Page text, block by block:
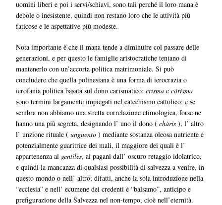
uomini liberi e poi i servi/schiavi, sono tali perché il loro mana è
debole o inesistente, quindi non restano loro che le attività più
faticose e le aspettative più modeste.
Nota importante è che il mana tende a diminuire col passare delle
generazioni, e per questo le famiglie aristocratiche tentano di
mantenerlo con un’accorta politica matrimoniale. Si può
concludere che quella polinesiana è una forma di ierocrazia o
ierofania politica basata sul dono carismatico:crisma ecàrisma
sono termini largamente impiegati nel catechismo cattolico; e se
sembra non abbiamo una stretta correlazione etimologica, forse ne
hanno una più segreta, designando l’ uno il dono (chàris ), l’ altro
l’ unzione rituale (unguento ) mediante sostanza oleosa nutriente e
potenzialmente guaritrice dei mali, il maggiore dei quali è l’
appartenenza ai gentiles, ai pagani dall’ oscuro retaggio idolatrico,
e quindi la mancanza di qualsiasi possibilità di salvezza a venire, in
questo mondo o nell’ altro; difatti, anche la sola introduzione nella
“ecclesia” e nell’ ecumene dei credenti è “balsamo”, anticipo e
prefigurazione della Salvezza nel non-tempo, cioè nell’eternità.